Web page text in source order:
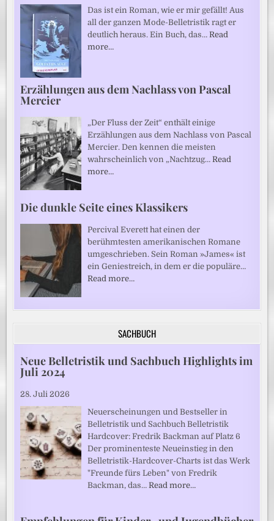
Das ist ein Roman, wie er mir gefällt! Aus
all der ganzen Mode-Belletristik ragt er
deutlich heraus. Ein Buch, das…Read
more…
Erzählungen aus dem Nachlass von Pascal
Mercier
„Der Fluss der Zeit“ enthält einige
Erzählungen aus dem Nachlass von Pascal
Mercier. Den kennen die meisten
wahrscheinlich von „Nachtzug…Read
more…
Die dunkle Seite eines Klassikers
Percival Everett hat einen der
berühmtesten amerikanischen Romane
umgeschrieben. Sein Roman »James« ist
ein Geniestreich, in dem er die populäre…
Read more…
SACHBUCH
Neue Belletristik und Sachbuch Highlights im
Juli 2024
28. Juli 2026
Neuerscheinungen und Bestseller in
Belletristik und Sachbuch Belletristik
Hardcover: Fredrik Backman auf Platz 6
Der prominenteste Neueinstieg in den
Belletristik-Hardcover-Charts ist das Werk
"Freunde fürs Leben" von Fredrik
Backman, das…Read more…